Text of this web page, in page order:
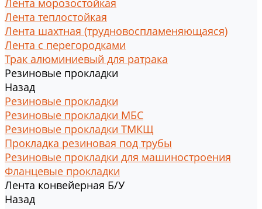
Лента морозостойкая
Лента теплостойкая
Лента шахтная (трудновоспламеняющаяся)
Лента с перегородками
Трак алюминиевый для ратрака
Резиновые прокладки
Назад
Резиновые прокладки
Резиновые прокладки МБС
Резиновые прокладки ТМКЩ
Прокладка резиновая под трубы
Резиновые прокладки для машиностроения
Фланцевые прокладки
Лента конвейерная Б/У
Назад